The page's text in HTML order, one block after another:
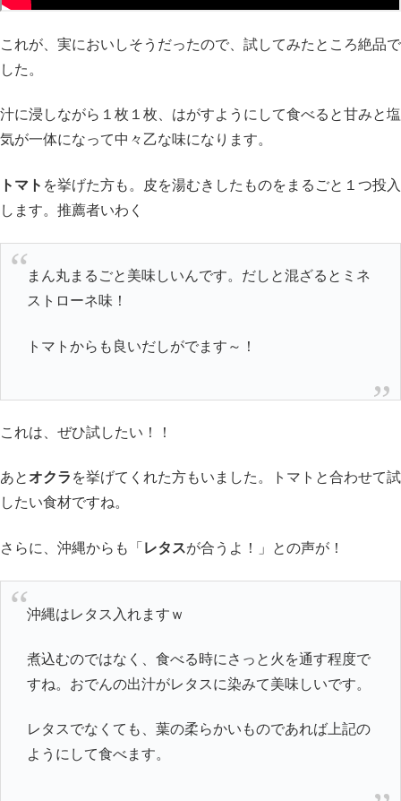
これが、実においしそうだったので、試してみたところ絶品で
した。
汁に浸しながら１枚１枚、はがすようにして食べると甘みと塩
気が一体になって中々乙な味になります。
トマト を挙げた方も。皮を湯むきしたものをまるごと１つ投入
します。推薦者いわく
まん丸まるごと美味しいんです。だしと混ざるとミネ
ストローネ味！
トマトからも良いだしがでます～！
これは、ぜひ試したい！！
あと オクラ を挙げてくれた方もいました。トマトと合わせて試
したい食材ですね。
さらに、沖縄からも「 レタスが合うよ！」との声が！
沖縄はレタス入れますｗ
煮込むのではなく、食べる時にさっと火を通す程度で
すね。おでんの出汁がレタスに染みて美味しいです。
レタスでなくても、葉の柔らかいものであれば上記の
ようにして食べます。